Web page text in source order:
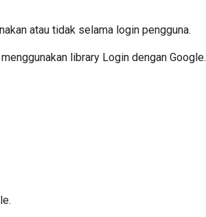
atau tidak selama login pengguna.
library Login dengan Google.